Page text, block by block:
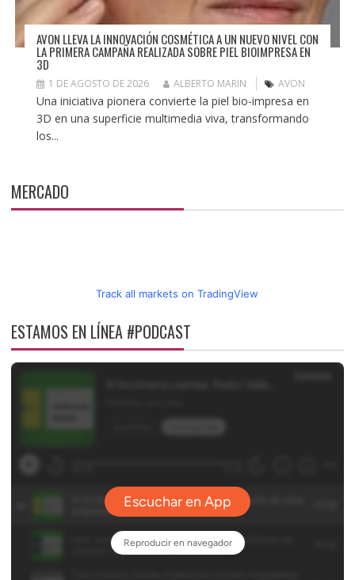
AVON LLEVA LA INNOVACIÓN COSMÉTICA A UN NUEVO NIVEL CON
LA PRIMERA CAMPAÑA REALIZADA SOBRE PIEL BIOIMPRESA EN
3D
1 DE AGOSTO DE 2026 ALBERTO MARIN AVON
Una iniciativa pionera convierte la piel bio-impresa en
3D en una superficie multimedia viva, transformando
los...
MERCADO
Track all markets on TradingView
ESTAMOS EN LÍNEA #PODCAST